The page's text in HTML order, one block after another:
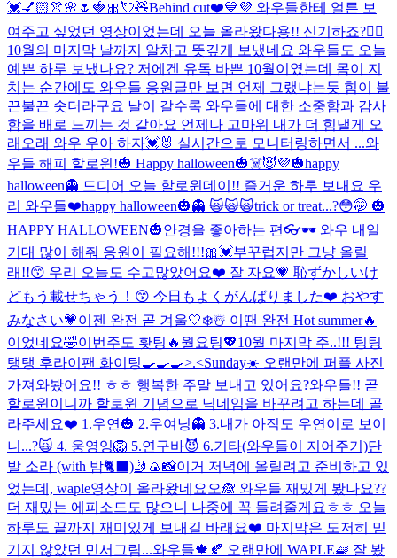
💓💅🏻👚🌸🌷🍓🎀💘🧸Behind cut❤️💙💜 와우들한테 얼른 보
여주고 싶었던 영상이었는데 오늘 올라왔다용!! 신기하죠?👍🏻
10월의 마지막 날까지 알차고 뜻깊게 보냈네요 와우들도 오늘
예쁜 하루 보냈나요? 저에겐 유독 바쁜 10월이였는데 몸이 지
치는 순간에도 와우들 응원글만 보면 언제 그랬냐는듯 힘이 불
끈불끈 솟더라구요 날이 갈수록 와우들에 대한 소중함과 감사
함을 배로 느끼는 것 같아요 언제나 고마워 내가 더 힘낼게 오
래오래 와우 우아 하자💓🐰 실시간으로 모니터링하면서 ...와
우들 해피 할로윈!🎃 Happy halloween🎃☠️😈💜🎃happy
halloween👻 드디어 오늘 할로윈데이!! 즐거운 하루 보내요 우
리 와우들❤️happy halloween🎃👻 🙀🙀🙀trick or treat...?😳🤭 🎃
HAPPY HALLOWEEN🎃안경을 좋아하는 편👓🕶 와우 내일
기대 많이 해줘 응원이 필요해!!!🎀💓부꾸럽지만 그냥 올릴
래!!😙 우리 오늘도 수고많았어요❤️ 잘 자요💗 恥ずかしいけ
どもう載せちゃう！😙 今日もよくがんばりました❤️ おやす
みなさい💗이젠 완전 곧 겨울🤍❄️☃️ 이땐 완전 Hot summer🔥
이었네요🤣이번주도 홧팅🔥월요팅💖10월 마지막 주..!!! 팅팅
탱탱 후라이팬 화이팅🍳🍳🍳>.<Sunday☀️ 오랜만에 퍼플 사진
가져와봤어요!! ㅎㅎ 행복한 주말 보내고 있어요?와우들!! 곧
할로윈이니까 할로윈 기념으로 닉네임을 바꾸려고 하는데 골
라주세요❤️ 1.우연🎃 2.우여닝👻 3.내가 아직도 우연이로 보이
니...?🙀 4. 웅영잉🦁 5.연구바😈 6.기타(와우들이 지어주기)단
발 소라 (with 밤🐈‍⬛)🤳🍙📸이거 저녁에 올릴려고 준비하고 있
었는데, waple영상이 올라왔네요오🙈 와우들 재밌게 봤나요??
더 재밌는 에피소드도 많으니 나중에 꼭 들려줄게요ㅎㅎ 오늘
하루도 끝까지 재미있게 보내길 바래요❤️ 마지막은 도저히 믿
기지 않았던 민서그림...와우들🍁🍂 오랜만에 WAPLE🧇 잘 봤